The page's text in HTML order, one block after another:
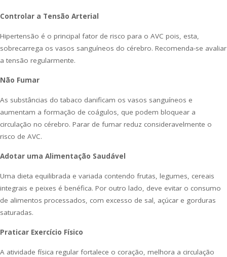
Controlar a Tensão Arterial
Hipertensão é o principal fator de risco para o AVC pois, esta,
sobrecarrega os vasos sanguíneos do cérebro. Recomenda-se avaliar
a tensão regularmente.
Não Fumar
As substâncias do tabaco danificam os vasos sanguíneos e
aumentam a formação de coágulos, que podem bloquear a
circulação no cérebro. Parar de fumar reduz consideravelmente o
risco de AVC.
Adotar uma Alimentação Saudável
Uma dieta equilibrada e variada contendo frutas, legumes, cereais
integrais e peixes é benéfica. Por outro lado, deve evitar o consumo
de alimentos processados, com excesso de sal, açúcar e gorduras
saturadas.
Praticar Exercício Físico
A atividade física regular fortalece o coração, melhora a circulação